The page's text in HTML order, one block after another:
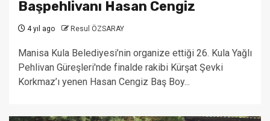
Başpehlivanı Hasan Cengiz
4 yıl ago Resul ÖZSARAY
Manisa Kula Belediyesi’nin organize ettiği 26. Kula Yağlı
Pehlivan Güreşleri'nde finalde rakibi Kürşat Şevki
Korkmaz’ı yenen Hasan Cengiz Baş Boy...